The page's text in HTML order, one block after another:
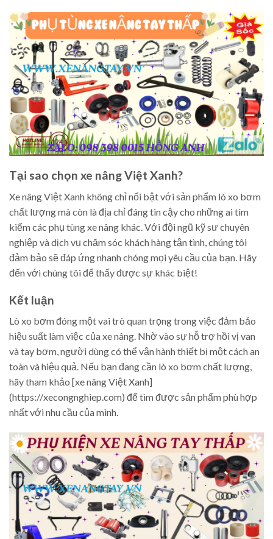
Tại sao chọn xe nâng Việt Xanh?
Xe nâng Việt Xanh không chỉ nổi bật với sản phẩm lò xo bơm
chất lượng mà còn là địa chỉ đáng tin cậy cho những ai tìm
kiếm các phụ tùng xe nâng khác. Với đội ngũ kỹ sư chuyên
nghiệp và dịch vụ chăm sóc khách hàng tận tình, chúng tôi
đảm bảo sẽ đáp ứng nhanh chóng mọi yêu cầu của bạn. Hãy
đến với chúng tôi để thấy được sự khác biệt!
Kết luận
Lò xo bơm đóng một vai trò quan trọng trong việc đảm bảo
hiệu suất làm việc của xe nâng. Nhờ vào sự hỗ trợ hồi vị van
và tay bơm, người dùng có thể vận hành thiết bị một cách an
toàn và hiệu quả. Nếu bạn đang cần lò xo bơm chất lượng,
hãy tham khảo [xe nâng Việt Xanh]
(https://xecongnghiep.com) để tìm được sản phẩm phù hợp
nhất với nhu cầu của mình.